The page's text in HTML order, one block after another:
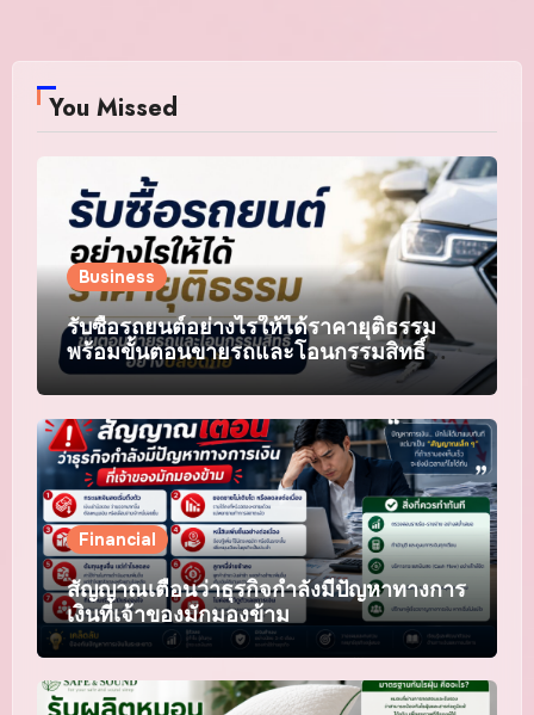
You Missed
Business
รับซื้อรถยนต์อย่างไรให้ได้ราคายุติธรรม
พร้อมขั้นตอนขายรถและโอนกรรมสิทธิ์
อย่างปลอดภัย
Financial
สัญญาณเตือนว่าธุรกิจกำลังมีปัญหาทางการ
เงินที่เจ้าของมักมองข้าม